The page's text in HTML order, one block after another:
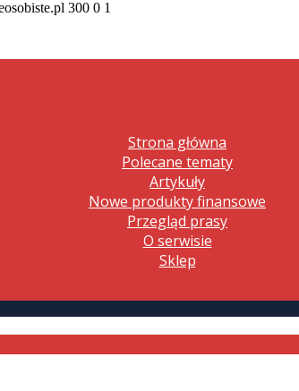
300 0 1
Strona główna
Polecane tematy
Artykuły
Nowe produkty finansowe
Przegląd prasy
O serwisie
Sklep